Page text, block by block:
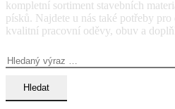
kompletní sortiment stavebních
písků. Najdete u nás také potřeby
kvalitní pracovní oděvy, obuv a